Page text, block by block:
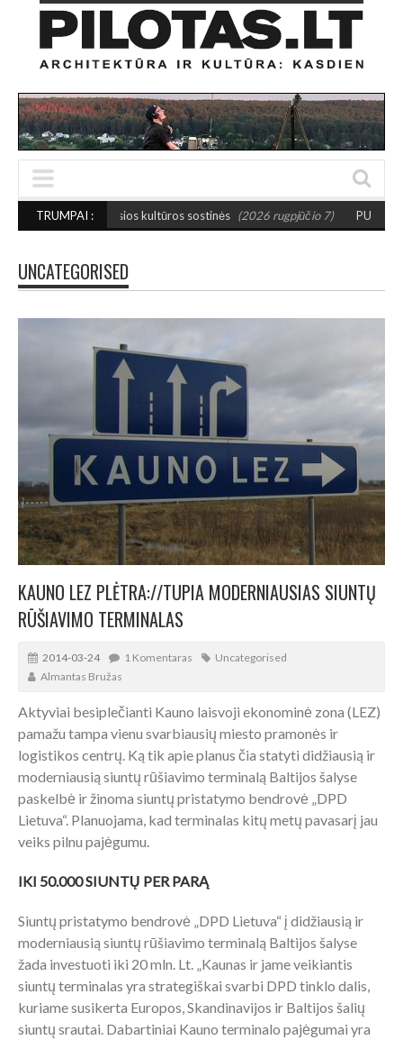
TRUMPAI :
kultūros sostinės (2026 rugpjūčio 7) PUSIAUSVYROS AKTAS
UNCATEGORISED
KAUNO LEZ PLĖTRA://TUPIA MODERNIAUSIAS SIUNTŲ
RŪŠIAVIMO TERMINALAS
2014-03-24 1 Komentaras
Uncategorised
Almantas Bružas
Aktyviai besiplečianti Kauno laisvoji ekonominė zona (LEZ)
pamažu tampa vienu svarbiausių miesto pramonės ir
logistikos centrų. Ką tik apie planus čia statyti didžiausią ir
moderniausią siuntų rūšiavimo terminalą Baltijos šalyse
paskelbė ir žinoma siuntų pristatymo bendrovė „DPD
Lietuva“. Planuojama, kad terminalas kitų metų pavasarį jau
veiks pilnu pajėgumu.
IKI 50.000 SIUNTŲ PER PARĄ
Siuntų pristatymo bendrovė „DPD Lietuva“ į didžiausią ir
moderniausią siuntų rūšiavimo terminalą Baltijos šalyse
žada investuoti iki 20 mln. Lt. „Kaunas ir jame veikiantis
siuntų terminalas yra strategiškai svarbi DPD tinklo dalis,
kuriame susikerta Europos, Skandinavijos ir Baltijos šalių
siuntų srautai. Dabartiniai Kauno terminalo pajėgumai yra